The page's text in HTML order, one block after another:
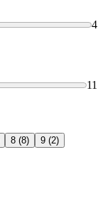
4
11
8 (8) 9 (2)